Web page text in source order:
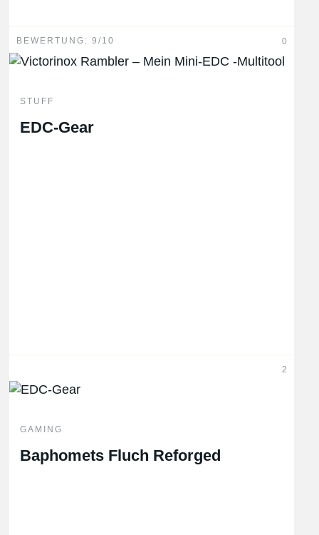
BEWERTUNG: 9/10 0
STUFF
EDC-Gear
2
GAMING
Baphomets Fluch Reforged